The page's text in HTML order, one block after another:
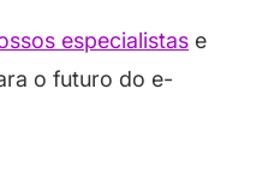
especialistas e
o futuro do e-